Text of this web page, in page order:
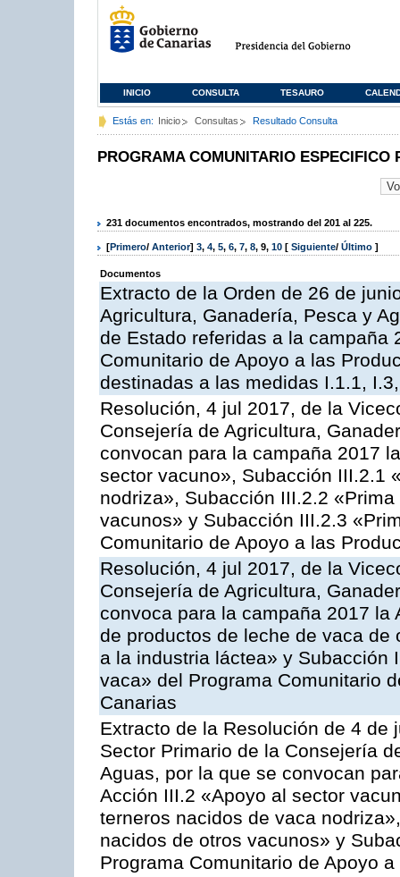
INICIO CONSULTA TESAURO
Estás en: Inicio Consultas Resultado Consulta
PROGRAMA COMUNITARIO ESPECIFICO
231 documentos encontrados, mostrando del 201 al 225.
[Primero/ Anterior] 3, 4, 5, 6, 7, 8, 9, 10 [ Siguiente/ Último ]
Documentos
Extracto de la Orden de 26 de
Agricultura, Ganadería, Pesca y
de Estado referidas a la campaña
Comunitario de Apoyo a las
destinadas a las medidas I.1.1,
Resolución, 4 jul 2017, de la
Consejería de Agricultura,
convocan para la campaña 2017
sector vacuno», Subacción III.2.1
nodriza», Subacción III.2.2
vacunos» y Subacción III.2.3
Comunitario de Apoyo a las
Resolución, 4 jul 2017, de la
Consejería de Agricultura,
convoca para la campaña 2017
de productos de leche de vaca
a la industria láctea» y Subacción
vaca» del Programa Comunitario
Canarias
Extracto de la Resolución de 4
Sector Primario de la Consejería
Aguas, por la que se convocan
Acción III.2 «Apoyo al sector
terneros nacidos de vaca
nacidos de otros vacunos» y
Programa Comunitario de Apoyo